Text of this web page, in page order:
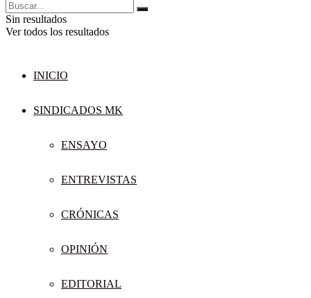
Sin resultados
Ver todos los resultados
INICIO
SINDICADOS MK
ENSAYO
ENTREVISTAS
CRÓNICAS
OPINIÓN
EDITORIAL